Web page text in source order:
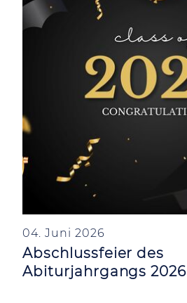
04. Juni 2026
Abschlussfeier des
Abiturjahrgangs 2026